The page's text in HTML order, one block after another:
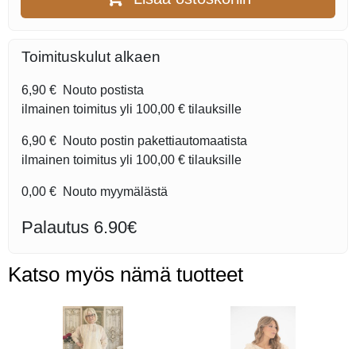
Toimituskulut alkaen
6,90 € Nouto postista
ilmainen toimitus yli 100,00 € tilauksille
6,90 € Nouto postin pakettiautomaatista
ilmainen toimitus yli 100,00 € tilauksille
0,00 € Nouto myymälästä
Palautus 6.90€
Katso myös nämä tuotteet